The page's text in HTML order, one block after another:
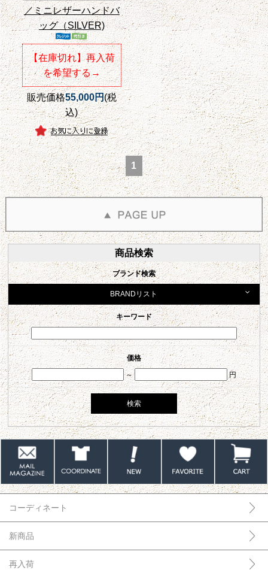
／ミニレザーハンドバ
ッグ（SILVER)
【在庫切れ】再入荷
を希望する→
販売価格55,000円(税
込)
1
商品検索
ブランド検索
BRANDリスト
キーワード
価格
～
円
コーディネート
新商品
再入荷